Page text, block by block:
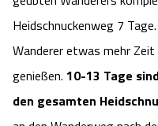
Snow
Ralf
Das
Heidschnuckenweg 7
Wanderer etwas mehr
genießen. 10-13 Tage
den gesamten